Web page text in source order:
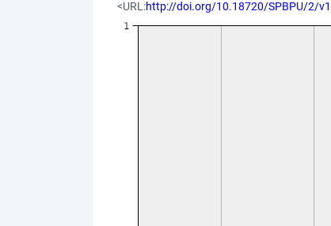
<URL:http://doi.org/10.18720/SPBPU/2/